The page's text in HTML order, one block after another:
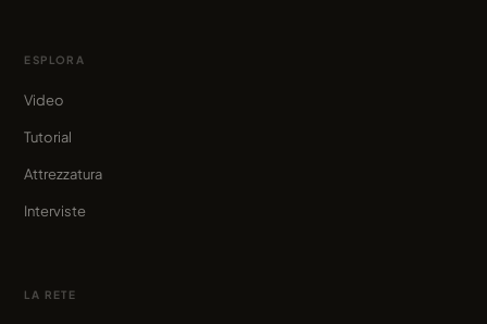
ESPLORA
Video
Tutorial
Attrezzatura
Interviste
LA RETE